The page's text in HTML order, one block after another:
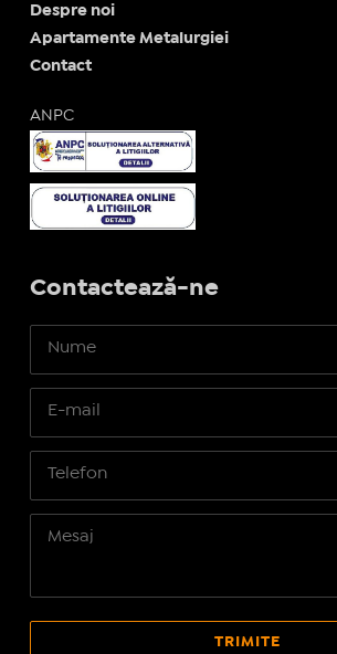
Despre noi
Apartamente Metalurgiei
Contact
ANPC
Contactează-ne